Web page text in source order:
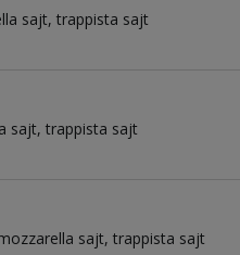
sajt trappista sajt
sajt trappista sajt
sajt trappista sajt